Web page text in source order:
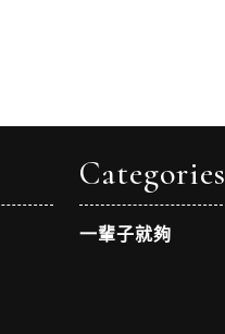
Categories
一輩子就夠